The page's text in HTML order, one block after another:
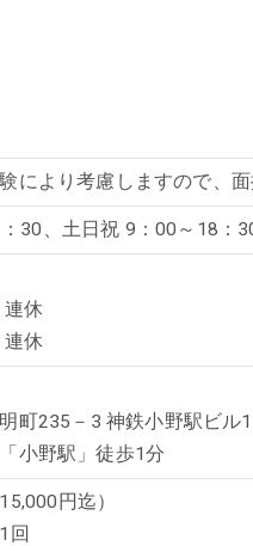
により考慮しますので、
30、土日祝 9：00～18：
連休
連休
町235－3 神鉄小野駅ビル
小野駅」徒歩1分
円迄）
1回